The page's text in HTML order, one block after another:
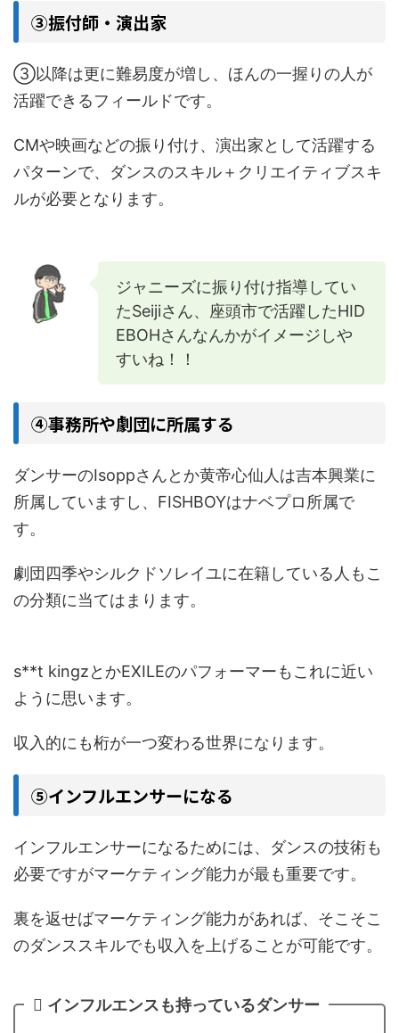
③振付師・演出家
③以降は更に難易度が増し、ほんの一握りの人が
活躍できるフィールドです。
CMや映画などの振り付け、演出家として活躍する
パターンで、ダンスのスキル＋クリエイティブスキ
ルが必要となります。
ジャニーズに振り付け指導してい
たSeijiさん、座頭市で活躍したHID
EBOHさんなんかがイメージしや
すいね！！
④事務所や劇団に所属する
ダンサーのIsoppさんとか黄帝心仙人は吉本興業に
所属していますし、FISHBOYはナベプロ所属で
す。
劇団四季やシルクドソレイユに在籍している人もこ
の分類に当てはまります。
s**t kingzとかEXILEのパフォーマーもこれに近い
ように思います。
収入的にも桁が一つ変わる世界になります。
⑤インフルエンサーになる
インフルエンサーになるためには、ダンスの技術も
必要ですがマーケティング能力が最も重要です。
裏を返せばマーケティング能力があれば、そこそこ
のダンススキルでも収入を上げることが可能です。
インフルエンスも持っているダンサー